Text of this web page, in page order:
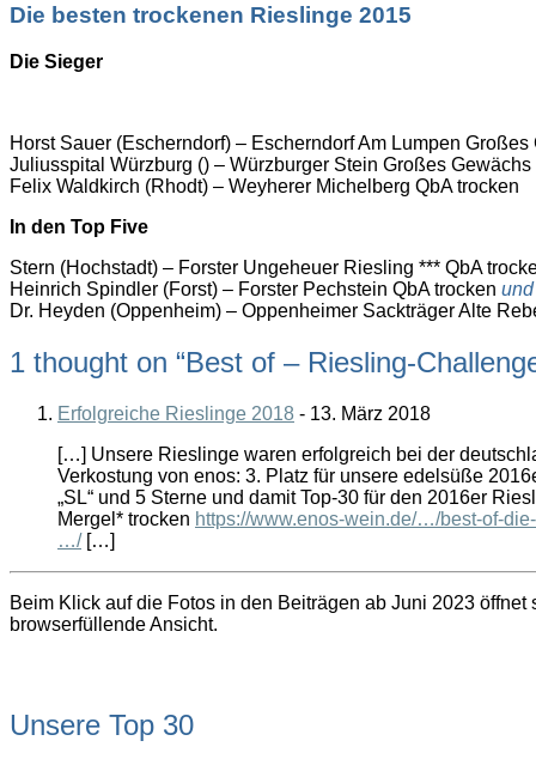
Die besten trockenen Rieslinge 2015
Die Sieger
Horst Sauer (Escherndorf) – Escherndorf Am Lumpen Großes
Juliusspital Würzburg () – Würzburger Stein Großes Gewächs
Felix Waldkirch (Rhodt) – Weyherer Michelberg QbA trocken
In den Top Five
Stern (Hochstadt) – Forster Ungeheuer Riesling *** QbA
Heinrich Spindler (Forst) – Forster Pechstein QbA trocken
Dr. Heyden (Oppenheim) – Oppenheimer Sackträger Alte
1 thought on “Best of – Riesling-
Erfolgreiche Rieslinge 2018 - 13. März 2018
[…] Unsere Rieslinge waren erfolgreich bei der
Verkostung von enos: 3. Platz für unsere edelsüße
„SL“ und 5 Sterne und damit Top-30 für den 2016er
Mergel* trocken https://www.enos-wein.de/…/best-of-
…/[…]
Beim Klick auf die Fotos in den Beiträgen ab Juni 2023 öffnet
browserfüllende Ansicht.
Unsere Top 30